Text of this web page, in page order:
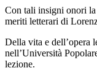
Con tali insigni onori la
meriti letterari di
Della vita e dell’opera
nell’Università
lezione.